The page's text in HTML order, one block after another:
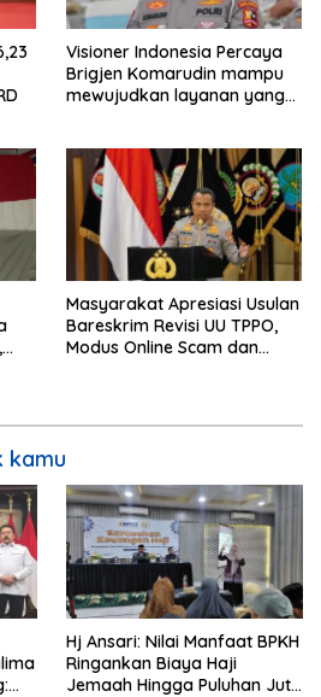
Visioner Indonesia Percaya
Brigjen Komarudin mampu
mewujudkan layanan yang
Masyarakat Apresiasi Usulan
Bareskrim Revisi UU TPPO,
Modus Online Scam dan
kamu
Hj Ansari: Nilai Manfaat BPKH
Ringankan Biaya Haji
Jemaah Hingga Puluhan Juta